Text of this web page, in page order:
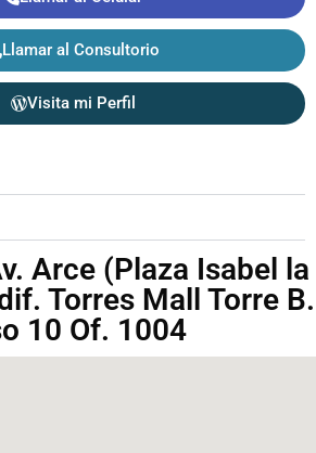
Llamar al Consultorio
Visita mi Perfil
Arce (Plaza Isabel la
Torres Mall Torre B.
10 Of. 1004